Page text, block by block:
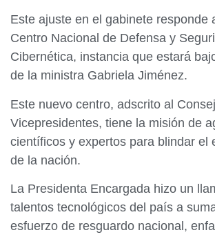
Este ajuste en el gabinete responde
Centro Nacional de Defensa y
Cibernética, instancia que estará
de la ministra Gabriela Jiménez.
Este nuevo centro, adscrito al
Vicepresidentes, tiene la misión de
científicos y expertos para blindar el
de la nación.​
La Presidenta Encargada hizo un
talentos tecnológicos del país a
esfuerzo de resguardo nacional,